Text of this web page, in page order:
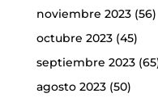
noviembre 2023(56)
octubre 2023(45)
septiembre 2023
agosto 2023(50)